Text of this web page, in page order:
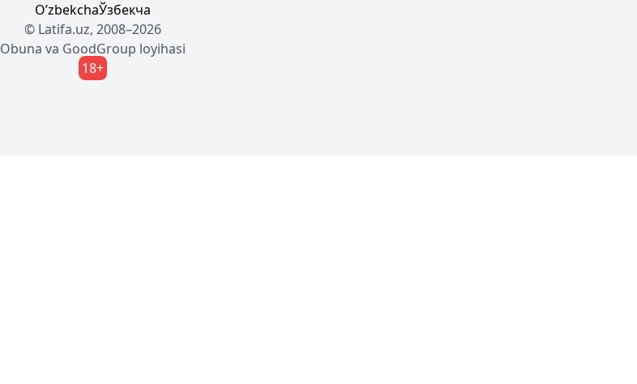
OʼzbekchaЎзбекча
© Latifa.uz, 2008–2026
Obuna va GoodGroup loyihasi
18+